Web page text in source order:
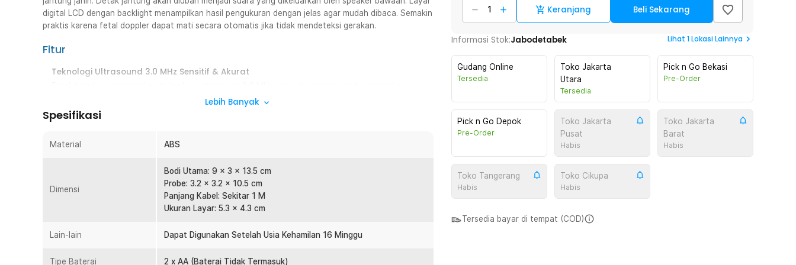
digital LCD dengan backlight menampilkan hasil pengukuran dengan jelas agar mudah dibaca. Semakin
praktis karena fetal doppler dapat mati secara otomatis jika tidak mendeteksi gerakan.
Fitur
Teknologi Ultrasound 3.0 MHz Sensitif & Akurat
detak jantung janin dengan lebih jelas. Probe memiliki sensitivitas tinggi sehingga detak jantung
dapat terdeteksi lebih cepat dan stabil. Hasil pengukuran BPM menjadi lebih akurat dan mudah
Layar LCD Backlight Jelas & Mudah Dibaca
detak jantung dapat terlihat dengan baik baik siang maupun malam hari. Hal ini memudahkan
pengguna dalam membaca hasil tanpa kesalahan interpretasi. Pengalaman penggunaan menjadi
lebih nyaman dan praktis.
Speaker Internal Suara Kencang & Jernih
jelas. Anda tidak hanya melihat angka, tetapi juga dapat mendengar detaknya secara langsung.
memerlukan alat tambahan untuk mendengarkan suara.
Lebih Banyak
Spesifikasi
Material ABS
Dimensi
Bodi Utama: 9 x 3 x 13.5 cm
Probe: 3.2 x 3.2 x 10.5 cm
Panjang Kabel: Sekitar 1 M
Ukuran Layar: 5.3 x 4.3 cm
Lain-lain Dapat Digunakan Setelah Usia Kehamilan 16 Minggu
Tipe Baterai 2 x AA (Baterai Tidak Termasuk)
Keranjang Beli Sekarang
Informasi Stok:Jabodetabek Lihat 1Lokasi Lainnya
Gudang Online
Tersedia
Toko Jakarta
Utara
Tersedia
Pick n Go Bekasi
Pre-Order
Pick n Go Depok
Pre-Order
Toko Jakarta
Pusat
Habis
Toko Jakarta
Barat
Habis
Toko Tangerang
Habis
Toko Cikupa
Habis
Tersedia bayar di tempat (COD)